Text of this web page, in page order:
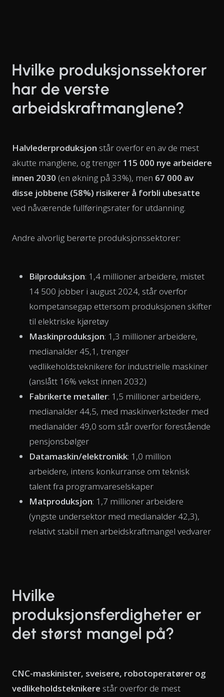
Hvilke produksjonssektorer
har de verste
arbeidskraftmanglene?
Halvlederproduksjon står overfor en av de mest
akutte manglene, og trenger 115 000 nye arbeidere
innen 2030 (en økning på 33%), men 67 000 av
disse jobbene (58%) risikerer å forbli ubesatte
ved nåværende fullføringsrater for utdanning.
Andre alvorlig berørte produksjonssektorer:
Bilproduksjon: 1,4 millioner arbeidere, mistet
14 500 jobber i august 2024, står overfor
kompetansegap ettersom produksjonen skifter
til elektriske kjøretøy
Maskinproduksjon: 1,3 millioner arbeidere,
medianalder 45,1, trenger
vedlikeholdsteknikere for industrielle maskiner
(anslått 16% vekst innen 2032)
Fabrikerte metaller: 1,5 millioner arbeidere,
medianalder 44,5, med maskinverksteder med
medianalder 49,0 som står overfor forestående
pensjonsbølger
Datamaskin/elektronikk: 1,0 million
arbeidere, intens konkurranse om teknisk
talent fra programvareselskaper
Matproduksjon: 1,7 millioner arbeidere
(yngste undersektor med medianalder 42,3),
relativt stabil men arbeidskraftmangel vedvarer
Hvilke
produksjonsferdigheter er
det størst mangel på?
CNC-maskinister, sveisere, robotoperatører og
vedlikeholdsteknikere står overfor de mest